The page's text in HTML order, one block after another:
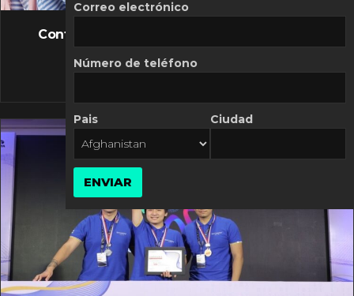
FLASH NEWS
Controversia de Mercado Libre por costos
10 MARZO, 2026
Correo electrónico
Número de teléfono
Pais Ciudad
ENVIAR